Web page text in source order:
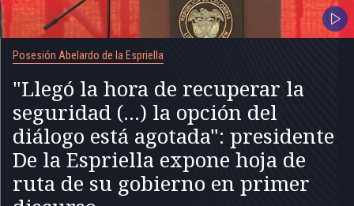
Posesión Abelardo de la Espriella
"Llegó la hora de recuperar la
seguridad (...) la opción del
diálogo está agotada": presidente
De la Espriella expone hoja de
ruta de su gobierno en primer